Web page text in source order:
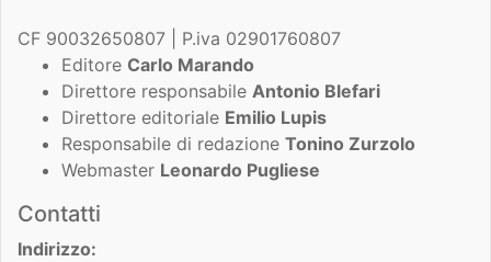
CF 90032650807 | P.iva 02901760807
Editore Carlo Marando
Direttore responsabile Antonio Blefari
Direttore editoriale Emilio Lupis
Responsabile di redazione Tonino Zurzolo
Webmaster Leonardo Pugliese
Contatti
Indirizzo: